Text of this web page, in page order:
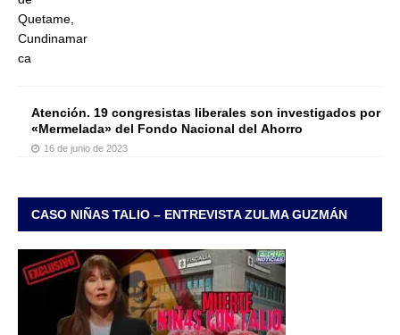
Atención. 19 congresistas liberales son investigados por
«Mermelada» del Fondo Nacional del Ahorro
16 de junio de 2023
CASO NIÑAS TALIO – ENTREVISTA ZULMA GUZMÁN